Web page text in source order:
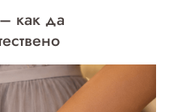
как да